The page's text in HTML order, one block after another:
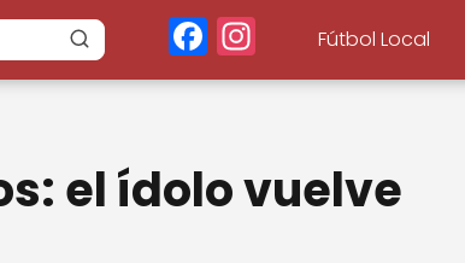
F
a
b
In
st
r
Fútbol Local
el ídolo vuelve